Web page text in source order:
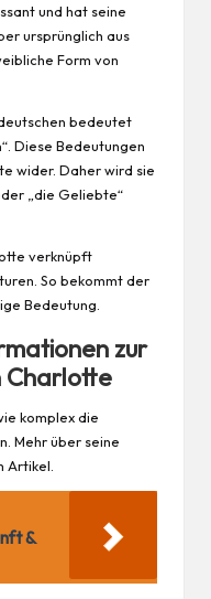
und hat seine
ursprünglich aus
Form von
bedeutet
Diese Bedeutungen
wider. Daher wird sie
„die Geliebte“
verknüpft
So bekommt der
Bedeutung.
zur
Charlotte
komplex die
Mehr über seine
Artikel.
&